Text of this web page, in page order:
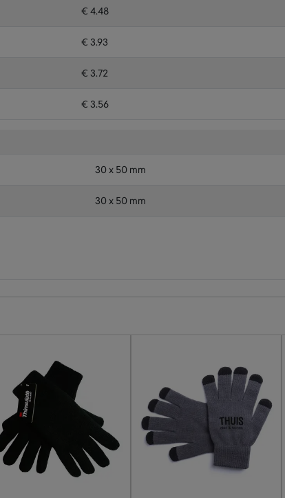
€ 4.48
€ 3.93
€ 3.72
€ 3.56
30 x 50 mm
30 x 50 mm